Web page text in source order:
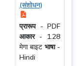
(संशोधन)
प्रारूप- PDF
आकार -
1.28
मेगा बाइट भाषा-
Hindi